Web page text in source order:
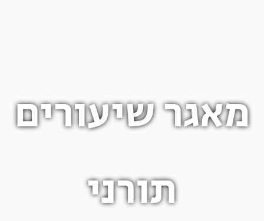
מאגר שיעורים
תורני